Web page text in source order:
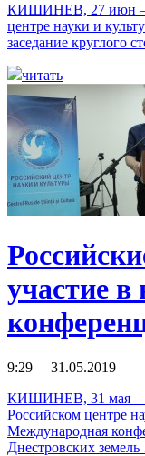
КИШИНЕВ, 27 июн –
центре науки и
заседание круглого
читать
участие в
9:29 31.05.2019
КИШИНЕВ, 31 мая –
Российском центре
Международная
Днестровских